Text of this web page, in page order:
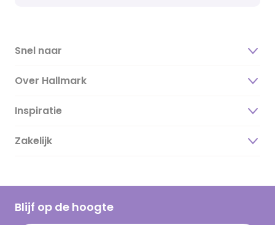
Snel naar
Over Hallmark
Over ons
Duurzaamheid
Hallmark Kaartclub
Inspiratie
Magazine
Cadeau inspiratie
Kaartinspiratie
Zakelijk
Blijf op de hoogte